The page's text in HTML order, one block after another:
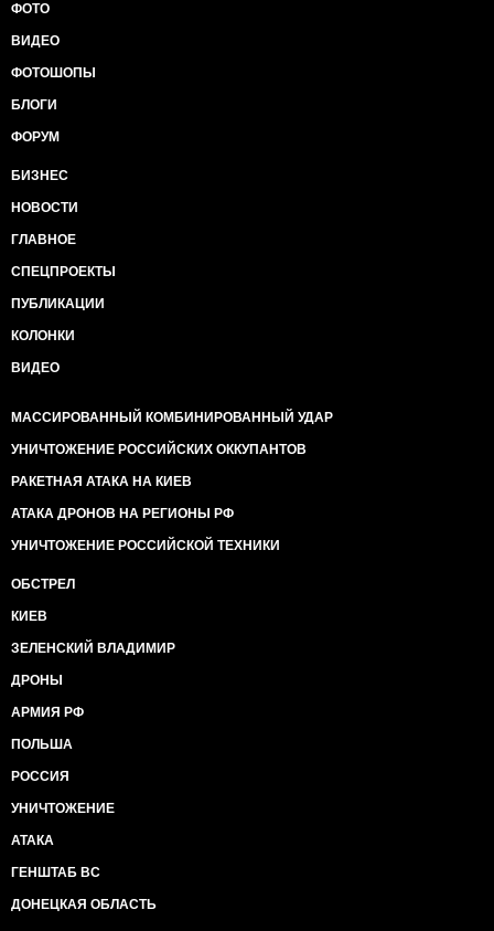
ФОТО
ВИДЕО
ФОТОШОПЫ
БЛОГИ
ФОРУМ
БИЗНЕС
НОВОСТИ
ГЛАВНОЕ
СПЕЦПРОЕКТЫ
ПУБЛИКАЦИИ
КОЛОНКИ
ВИДЕО
МАССИРОВАННЫЙ КОМБИНИРОВАННЫЙ УДАР
УНИЧТОЖЕНИЕ РОССИЙСКИХ ОККУПАНТОВ
РАКЕТНАЯ АТАКА НА КИЕВ
АТАКА ДРОНОВ НА РЕГИОНЫ РФ
УНИЧТОЖЕНИЕ РОССИЙСКОЙ ТЕХНИКИ
ОБСТРЕЛ
КИЕВ
ЗЕЛЕНСКИЙ ВЛАДИМИР
ДРОНЫ
АРМИЯ РФ
ПОЛЬША
РОССИЯ
УНИЧТОЖЕНИЕ
АТАКА
ГЕНШТАБ ВС
ДОНЕЦКАЯ ОБЛАСТЬ